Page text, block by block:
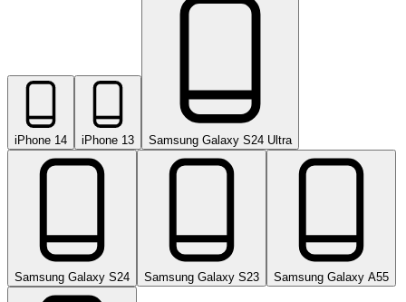
iPhone 14 iPhone 13 Samsung Galaxy S24 Ultra
Samsung Galaxy S24 Samsung Galaxy S23 Samsung Galaxy A55